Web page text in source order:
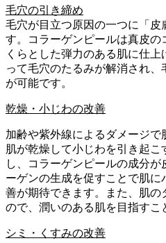
毛穴の引き締め
毛穴が目立つ原因の一つに「皮
す。コラーゲンピールは真皮の
くらとした弾力のある肌に仕
って毛穴のたるみが解消され、
が可能です。
乾燥・小じわの改善
加齢や紫外線によるダメージで
肌が乾燥して小じわを引き起
し、コラーゲンピールの成分
ーゲンの生成を促すことで肌
善が期待できます。また、肌の
ので、潤いのある肌を目指すこ
シミ・くすみの改善